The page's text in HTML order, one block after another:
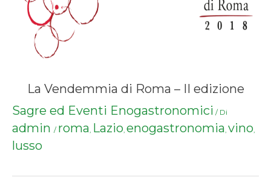
La Vendemmia di Roma – II edizione
Sagre ed Eventi Enogastronomici / Di
admin / roma, Lazio, enogastronomia, vino,
lusso